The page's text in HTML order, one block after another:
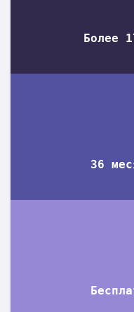
Более
36